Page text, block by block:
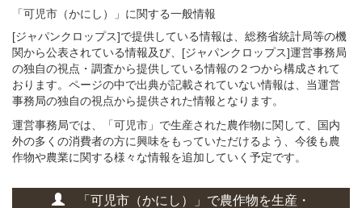
「可児市（かにし）」 に関する一般情報
[ジャパンクロップス]で提供している情報は、総務省統計局等の機
関から公表されている情報及び、[ジャパンクロップス]運営事務局
の独自の視点・調査から提供している情報の２つから構成されて
おります。ページの中で出典が記載されていない情報は、当運営
事務局の独自の視点から提供された情報となります。
運営事務局では、「可児市」で生産された農作物に関して、国内
外の多くの消費者の方に興味をもっていただけるよう、今後も農
作物や農業に関する様々な情報を追加していく予定です。
「可児市（かにし）」 で農作物を生産・